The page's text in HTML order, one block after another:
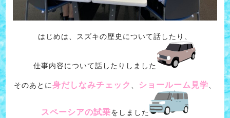
はじめは、スズキの歴史について話したり、
仕事内容について話したりしました
そのあとに身だしなみチェック 、 ショールーム見学、
スペーシアの試乗をしました